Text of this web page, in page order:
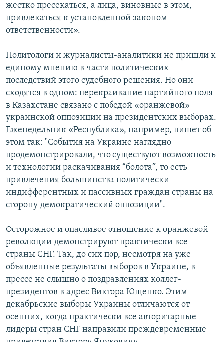
жестко пресекаться, а лица, виновные в этом,
привлекаться к установленной законом
ответственности».
Политологи и журналисты-аналитики не пришли к
единому мнению в части политических
последствий этого судебного решения. Но они
сходятся в одном: перекраивание партийного поля
в Казахстане связано с победой «оранжевой»
украинской оппозиции на президентских выборах.
Еженедельник «Республика», например, пишет об
этом так: "События на Украине наглядно
продемонстрировали, что существуют возможность
и технологии раскачивания “болота”, то есть
привлечения большинства политически
индифферентных и пассивных граждан страны на
сторону демократический оппозиции".
Осторожное и опасливое отношение к оранжевой
революции демонстрируют практически все
страны СНГ. Так, до сих пор, несмотря на уже
объявленные результаты выборов в Украине, в
прессе не слышно о поздравлениях коллег-
президентов в адрес Виктора Ющенко. Этим
декабрьские выборы Украины отличаются от
осенних, когда практически все авторитарные
лидеры стран СНГ направили преждевременные